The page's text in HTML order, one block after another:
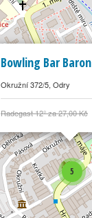
5
Bowling Bar Baron
Okružní 372/5, Odry
Radegast 12° za 27,00 Kč